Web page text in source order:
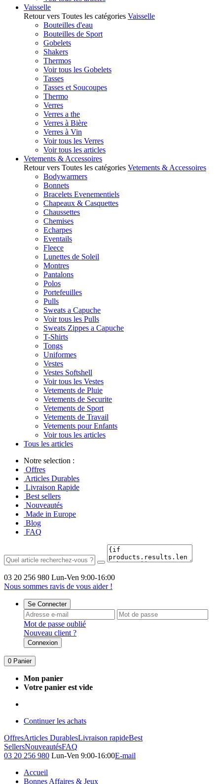
Vaisselle
Retour vers Toutes les catégories Vaisselle
Bouteilles d'eau
Bouteilles de Sport
Gobelets
Shakers
Thermos
Voir tous les Gobelets
Tasses
Tasses et Soucoupes
Thermo
Verres
Verres a the
Verres à Bière
Verres à Vin
Voir tous les Verres
Voir tous les articles
Vetements & Accessoires
Retour vers Toutes les catégories Vetements & Accessoires
Bodywarmers
Bonnets
Bracelets Evenementiels
Chapeaux & Casquettes
Chaussettes
Chemises
Echarpes
Eventails
Fleece
Lunettes de Soleil
Montres
Pantalons
Polos
Portefeuilles
Pulls
Sweats a Capuche
Voir tous les Pulls
Sweats Zippes a Capuche
T-Shirts
Tongs
Uniformes
Vestes
Vestes Softshell
Voir tous les Vestes
Vetements de Pluie
Vetements de Securite
Vetements de Sport
Vetements de Travail
Vetements pour Enfants
Voir tous les articles
Tous les articles
Notre selection :
Offres
Articles Durables
Livraison Rapide
Best sellers
Nouveautés
Made in Europe
Blog
FAQ
03 20 256 980 Lun-Ven 9:00-16:00
Nous sommes ravis de vous aider !
Se Connecter
Mot de passe oublié
Nouveau client ?
Connexion
0 Panier
Mon panier
Votre panier est vide
Continuer les achats
OffresArticles DurablesLivraison rapideBest
SellersNouveautésFAQ
03 20 256 980 Lun-Ven 9:00-16:00E-mail
Accueil
Bonnes Affaires & Jeux